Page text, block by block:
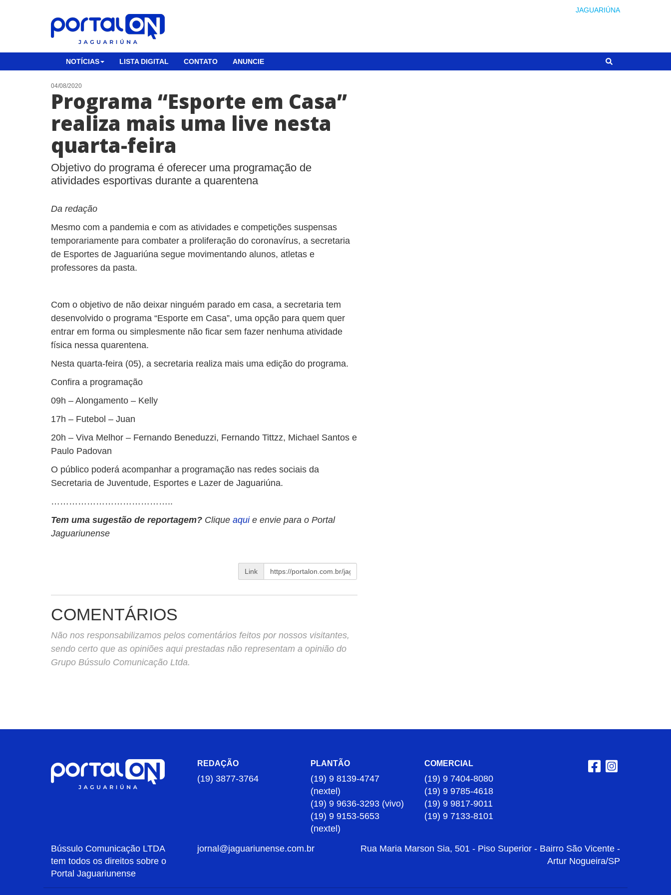
JAGUARIÚNA
NOTÍCIAS LISTA DIGITAL CONTATO ANUNCIE
04/08/2020
Programa “Esporte em Casa”
realiza mais uma live nesta
quarta-feira
Objetivo do programa é oferecer uma programação de
atividades esportivas durante a quarentena
Da redação
Mesmo com a pandemia e com as atividades e competições suspensas
temporariamente para combater a proliferação do coronavírus, a secretaria
de Esportes de Jaguariúna segue movimentando alunos, atletas e
professores da pasta.
Com o objetivo de não deixar ninguém parado em casa, a secretaria tem
desenvolvido o programa “Esporte em Casa”, uma opção para quem quer
entrar em forma ou simplesmente não ficar sem fazer nenhuma atividade
física nessa quarentena.
Nesta quarta-feira (05), a secretaria realiza mais uma edição do programa.
Confira a programação
09h – Alongamento – Kelly
17h – Futebol – Juan
20h – Viva Melhor – Fernando Beneduzzi, Fernando Tittzz, Michael Santos e
Paulo Padovan
O público poderá acompanhar a programação nas redes sociais da
Secretaria de Juventude, Esportes e Lazer de Jaguariúna.
…………………………………..
Tem uma sugestão de reportagem? Clique aqui e envie para o Portal
Jaguariunense
Link
COMENTÁRIOS
Não nos responsabilizamos pelos comentários feitos por nossos visitantes,
sendo certo que as opiniões aqui prestadas não representam a opinião do
Grupo Bússulo Comunicação Ltda.
REDAÇÃO
(19) 3877-3764
PLANTÃO
(19) 9 8139-4747
(nextel)
(19) 9 9636-3293 (vivo)
(19) 9 9153-5653
(nextel)
COMERCIAL
(19) 9 7404-8080
(19) 9 9785-4618
(19) 9 9817-9011
(19) 9 7133-8101
Bússulo Comunicação LTDA
tem todos os direitos sobre o
Portal Jaguariunense
jornal@jaguariunense.com.br
Rua Maria Marson Sia, 501 - Piso Superior - Bairro São Vicente -
Artur Nogueira/SP